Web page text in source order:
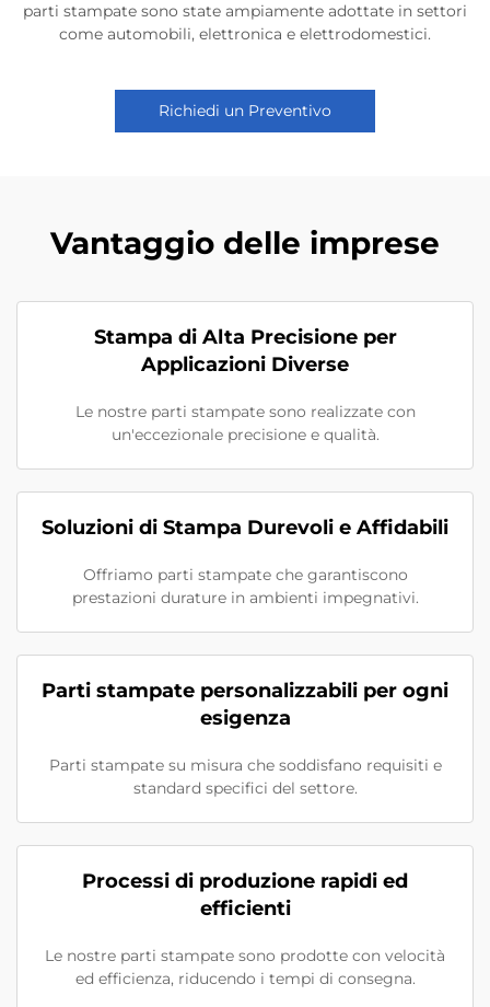
parti stampate sono state ampiamente adottate in settori
come automobili, elettronica e elettrodomestici.
Richiedi un Preventivo
Vantaggio delle imprese
Stampa di Alta Precisione per
Applicazioni Diverse
Le nostre parti stampate sono realizzate con
un'eccezionale precisione e qualità.
Soluzioni di Stampa Durevoli e Affidabili
Offriamo parti stampate che garantiscono
prestazioni durature in ambienti impegnativi.
Parti stampate personalizzabili per ogni
esigenza
Parti stampate su misura che soddisfano requisiti e
standard specifici del settore.
Processi di produzione rapidi ed
efficienti
Le nostre parti stampate sono prodotte con velocità
ed efficienza, riducendo i tempi di consegna.